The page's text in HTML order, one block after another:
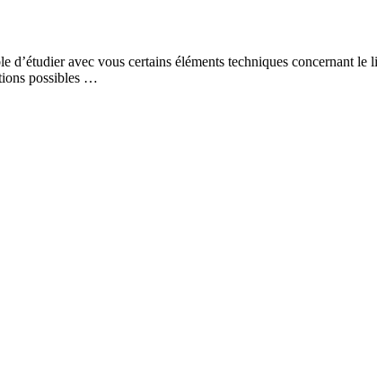
avec vous certains éléments techniques concernant le
possibles …